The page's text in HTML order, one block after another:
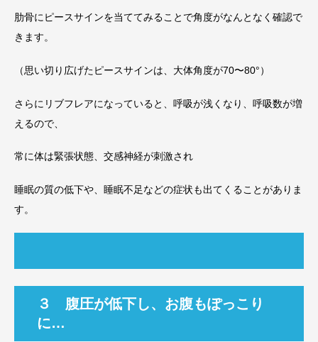
肋骨にピースサインを当ててみることで角度がなんとなく確認で
きます。
（思い切り広げたピースサインは、大体角度が70〜80°）
さらにリブフレアになっていると、呼吸が浅くなり、呼吸数が増
えるので、
常に体は緊張状態、交感神経が刺激され
睡眠の質の低下や、睡眠不足などの症状も出てくることがありま
す。
３ 腹圧が低下し、お腹もぽっこり
に…